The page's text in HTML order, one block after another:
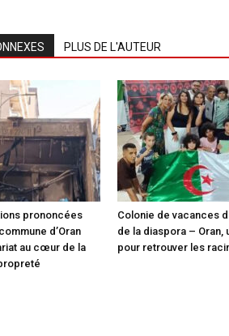
PLUS DE L'AUTEUR
prononcées
d’Oran
au cœur de la
Colonie de vacances
de la diaspora – Oran,
pour retrouver les